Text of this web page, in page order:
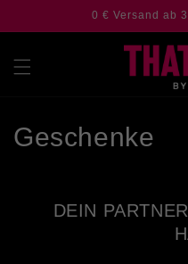
Inhalt
0 € Versand ab
K
Geschenke
DEIN